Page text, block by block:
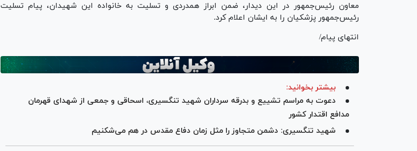
معاون رئیس‌جمهور در این دیدار، ضمن ابراز همدردی و تسلیت به خانواده این شهیدان، پیام تسلیت
رئیس‌جمهور پزشکیان را به ایشان اعلام کرد.
انتهای پیام/
بیشتر بخوانید:
دعوت به مراسم تشییع و بدرقه سرداران شهید تنگسیری، اسحاقی و جمعی از شهدای قهرمان
مدافع اقتدار کشور
شهید تنگسیری: دشمن متجاوز را مثل زمان دفاع مقدس در هم می‌شکنیم